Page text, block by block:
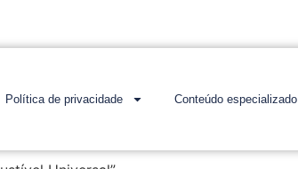
Política de privacidade Conteúdo especializado